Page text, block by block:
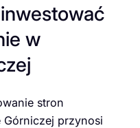
w
stron
przynosi